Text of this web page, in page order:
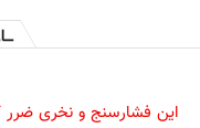
این فشارسنج و نخری ضرر